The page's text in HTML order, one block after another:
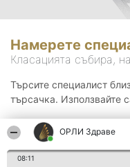
ОРЛИ Здраве
08:11
Намерете
Класацията събира,
Търсите специалист
търсачка. Използвайте